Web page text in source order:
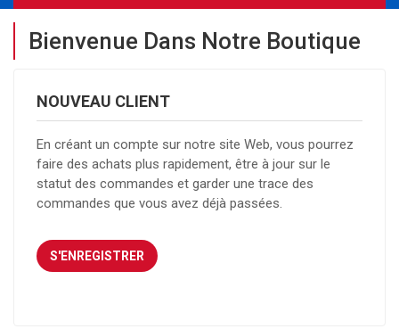
Bienvenue Dans Notre Boutique
NOUVEAU CLIENT
En créant un compte sur notre site Web, vous pourrez
faire des achats plus rapidement, être à jour sur le
statut des commandes et garder une trace des
commandes que vous avez déjà passées.